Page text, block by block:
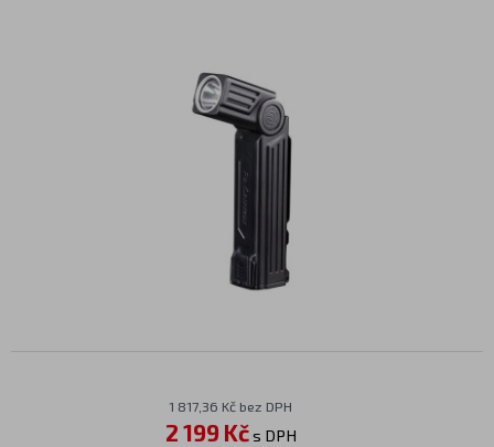
1 817,36 Kč bez DPH
2 199 Kčs DPH